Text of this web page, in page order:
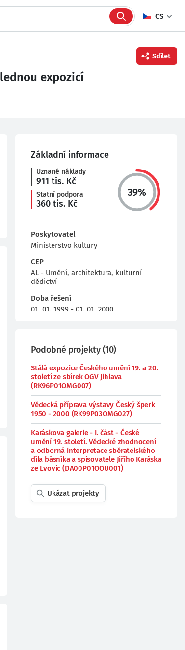
CS
Twitter
Sdílet
expozicí
Základní informace
Uznané náklady
911 tis. Kč
Statní podpora
360 tis. Kč
39%
Poskytovatel
Ministerstvo kultury
CEP
AL - Umění, architektura, kulturní
dědictví
Doba řešení
01. 01. 1999 - 01. 01. 2000
Podobné projekty(10)
Stálá expozice Českého umění 19. a 20.
století ze sbírek OGV Jihlava
(RK96P01OMG007)
Vědecká příprava výstavy Český šperk
1950 - 2000 (RK99P03OMG027)
Karáskova galerie - I. část - České
umění 19. století. Vědecké zhodnocení
a odborná interpretace sběratelského
díla básníka a spisovatele Jiřího Karáska
ze Lvovic (DA00P01OOU001)
Ukázat projekty